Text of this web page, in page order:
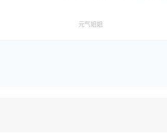
景，也没有往墙上挂一堆有…...
元气姐姐